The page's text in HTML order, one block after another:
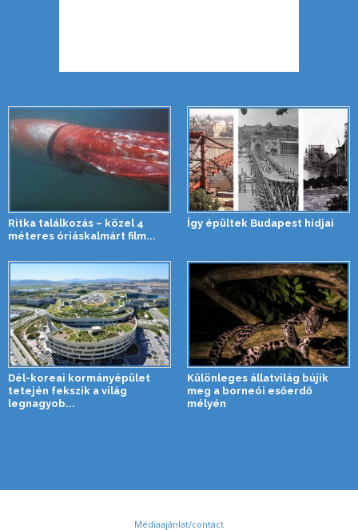
Ritka találkozás – közel 4
méteres óriáskalmárt film...
Így épültek Budapest hídjai
Dél-koreai kormányépület
tetején fekszik a világ
legnagyob...
Különleges állatvilág bújik
meg a borneói esőerdő
mélyén
Médiaajánlat/contact